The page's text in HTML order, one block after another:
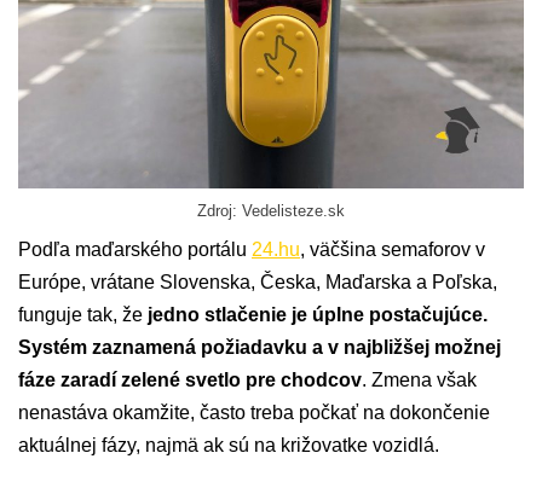
Zdroj: Vedelisteze.sk
Podľa maďarského portálu 24.hu, väčšina semaforov v
Európe, vrátane Slovenska, Česka, Maďarska a Poľska,
funguje tak, že jedno stlačenie je úplne postačujúce.
Systém zaznamená požiadavku a v najbližšej možnej
fáze zaradí zelené svetlo pre chodcov. Zmena však
nenastáva okamžite, často treba počkať na dokončenie
aktuálnej fázy, najmä ak sú na križovatke vozidlá.